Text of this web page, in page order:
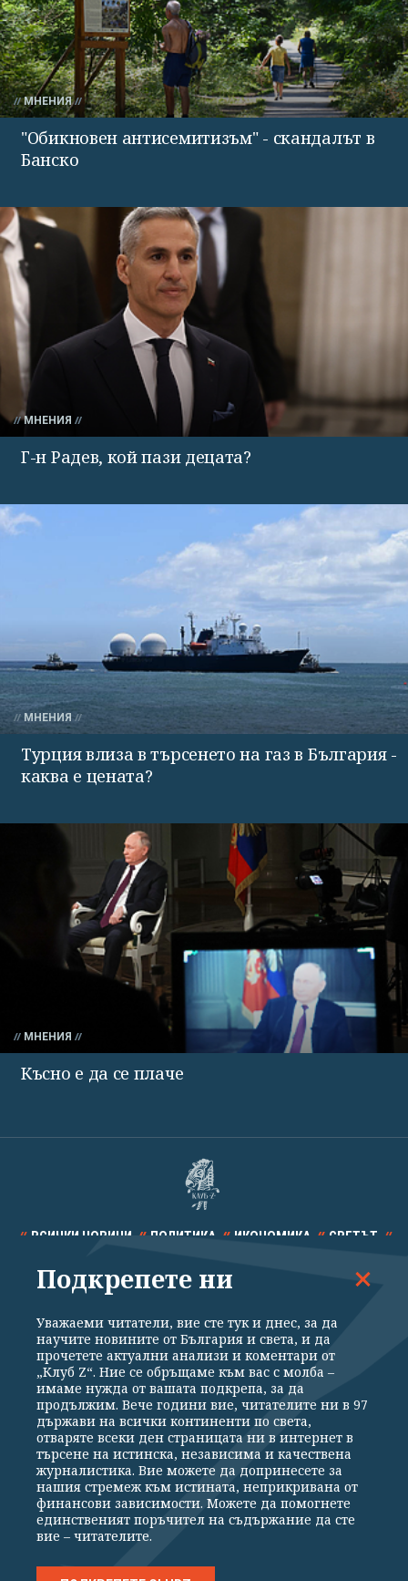
МНЕНИЯ
"Обикновен антисемитизъм" - скандалът в
Банско
МНЕНИЯ
Г-н Радев, кой пази децата?
МНЕНИЯ
Турция влиза в търсенето на газ в България -
каква е цената?
МНЕНИЯ
Късно е да се плаче
ВСИЧКИ НОВИНИ ПОЛИТИКА ИКОНОМИКА СВЕТЪТ
СПОРТ КУЛТУРА ТЕХНОЛОГИИ КАЛЕЙДОСКОП
Общи условия
Политика за поверителност
Реклама
Партньори Контакти
За Клуб Z
Екип
Подкрепете ни
Издател на www.clubz.bg е „Клуб Зебра Медия“ ЕООД, София, ул. "Алеко
Константинов" 3. Всички права запазени 2026 „Клуб Зебра Медия“
Препечатването на материали, снимки и видео от www.clubz.bg без
Подкрепете ни
Уважаеми читатели, вие сте тук и днес, за да
научите новините от България и света, и да
прочетете актуални анализи и коментари от
„Клуб Z“. Ние се обръщаме към вас с молба –
имаме нужда от вашата подкрепа, за да
продължим. Вече години вие, читателите ни в 97
държави на всички континенти по света,
отваряте всеки ден страницата ни в интернет в
търсене на истинска, независима и качествена
журналистика. Вие можете да допринесете за
нашия стремеж към истината, неприкривана от
финансови зависимости. Можете да помогнете
единственият поръчител на съдържание да сте
вие – читателите.